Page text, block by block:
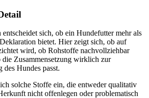
sich, ob ein Hundefutter mehr als
bietet. Hier zeigt sich, ob auf
wird, ob Rohstoffe nachvollziehbar
Zusammensetzung wirklich zur
des Hundes passt.
solche Stoffe ein, die entweder qualitativ
nicht offenlegen oder problematisch